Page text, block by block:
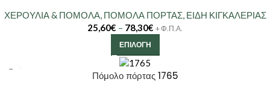
ΧΕΡΟΥΛΙΑ & ΠΟΜΟΛΑ, ΠΟΜΟΛΑ ΠΟΡΤΑΣ, ΕΙΔΗ ΚΙΓΚΑΛΕΡΙΑΣ
25,60€ – 78,30€ + Φ.Π.Α.
ΕΠΙΛΟΓΉ
Πόμολο πόρτας 1765